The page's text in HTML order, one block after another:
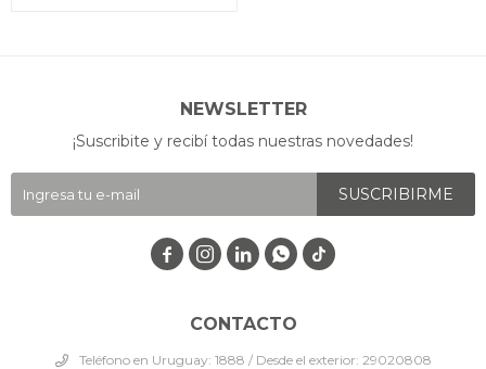
CONTACTO
Teléfono en Uruguay: 1888 / Desde el exterior: 29020808
NEWSLETTER
¡Suscribite y recibí todas nuestras novedades!
SUSCRIBIRME
   